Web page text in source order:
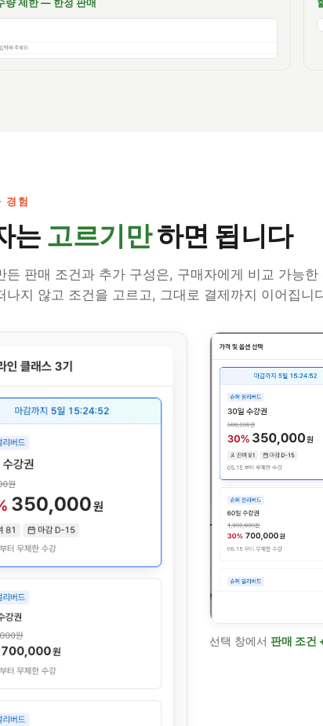
량 제한 — 한정 판매
경험
는 고르기만하면 됩니다
든 판매 조건과 추가 구성은, 구매자에게 비교 가능한
나지 않고 조건을 고르고, 그대로 결제까지 이어집니
선택 창에서 판매 조건